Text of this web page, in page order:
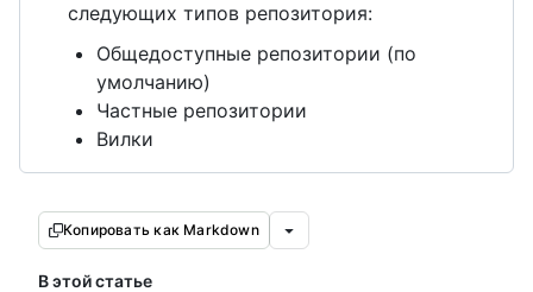
следующих типов репозитория:
Общедоступные репозитории (по
умолчанию)
Частные репозитории
Вилки
Копировать как Markdown
В этой статье